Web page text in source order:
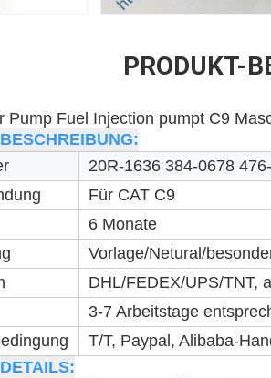
PRODUKT-
Pump Fuel Injection pumpt C9
20R-1636 384-0678
Für CAT C9
6 Monate
Vorlage/Netural/
DHL/FEDEX/UPS/TNT,
3-7 Arbeitstage
T/T, Paypal, Alibaba-